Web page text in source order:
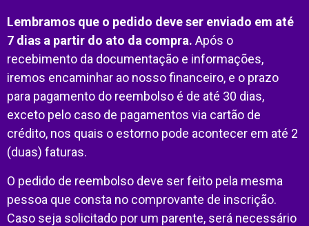
Lembramos que o pedido deve ser enviado em até
7 dias a partir do ato da compra. Após o
recebimento da documentação e informações,
iremos encaminhar ao nosso financeiro, e o prazo
para pagamento do reembolso é de até 30 dias,
exceto pelo caso de pagamentos via cartão de
crédito, nos quais o estorno pode acontecer em até 2
(duas) faturas.
O pedido de reembolso deve ser feito pela mesma
pessoa que consta no comprovante de inscrição.
Caso seja solicitado por um parente, será necessário